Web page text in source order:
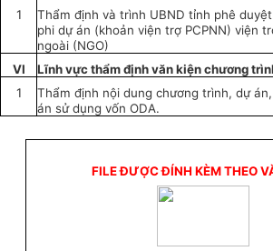
1
Thẩm định và trình UBND tỉnh phê
phi dự án (khoản viện trợ PCPNN) viện
ngoài (NGO)
VI
Lĩnh vực thẩm định văn kiện chương
1
Thẩm định nội dung chương trình, dự
án sử dụng vốn ODA.
FILE ĐƯỢC ĐÍNH KÈM THEO